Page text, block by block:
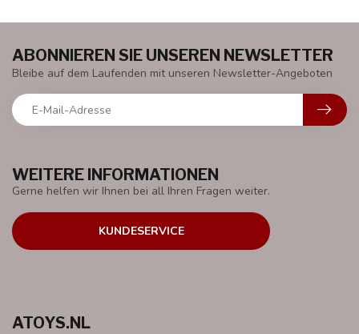
WEITERE INFORMATIONEN
Gerne helfen wir Ihnen bei all Ihren Fragen weiter.
KUNDESERVICE
ABONNIEREN SIE UNSEREN NEWSLETTER
Bleibe auf dem Laufenden mit unseren Newsletter-Angeboten
ATOYS.NL